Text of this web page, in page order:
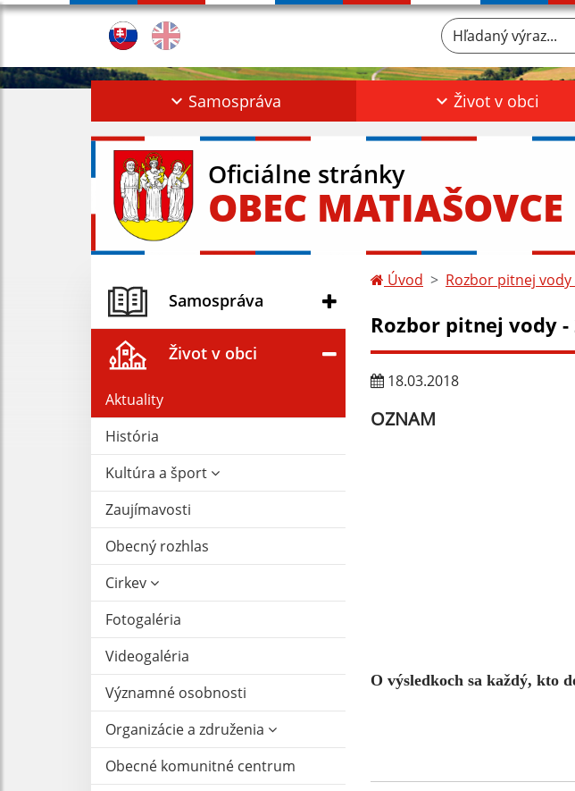
Hľadaný výraz...
Samospráva Život v obci
Oficiálne stránky
OBEC MATIAŠOVCE
Samospráva
Život v obci
Aktuality
História
Kultúra a šport
Zaujímavosti
Obecný rozhlas
Cirkev
Fotogaléria
Videogaléria
Významné osobnosti
Organizácie a združenia
Obecné komunitné centrum
Úvod Rozbor pitnej vody
Rozbor pitnej vody -
18.03.2018
OZNAM
O výsledkoch sa každý, kto